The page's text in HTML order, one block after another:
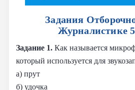
Задания
Журналистике
Задание 1. Как называется
который используется для
а) прут
б) удочка